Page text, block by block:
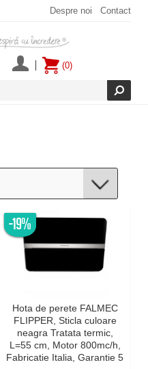
Despre noi Contact
(0)
-19%
Hota de perete FALMEC
FLIPPER, Sticla culoare
neagra Tratata termic,
L=55 cm, Motor 800mc/h,
Fabricatie Italia, Garantie 5